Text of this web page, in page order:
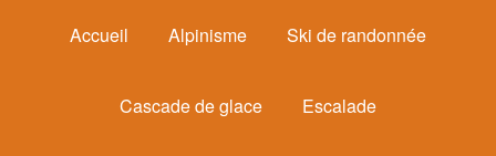
Accueil Alpinisme Ski de randonnée
Cascade de glace Escalade